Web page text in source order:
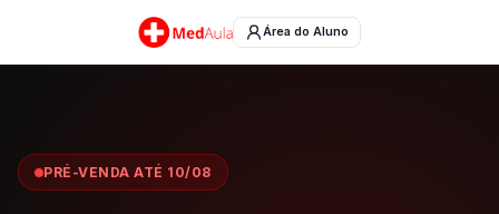
Área do Aluno
PRÉ-VENDA ATÉ 10/08